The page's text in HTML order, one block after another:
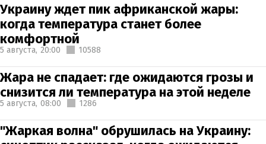
Украину ждет пик африканской жары:
когда температура станет более
комфортной
5 августа, 20:00 10588
Жара не спадает: где ожидаются грозы и
снизится ли температура на этой неделе
5 августа, 08:00 1286
"Жаркая волна" обрушилась на Украину: